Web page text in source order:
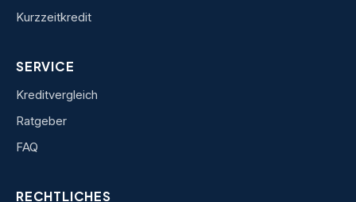
Kurzzeitkredit
SERVICE
Kreditvergleich
Ratgeber
FAQ
RECHTLICHES